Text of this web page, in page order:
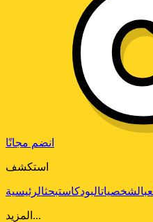
انضم مجانًا
استكشف
الشخصياتالبودكاستبحثالرئيسية
المزيد...